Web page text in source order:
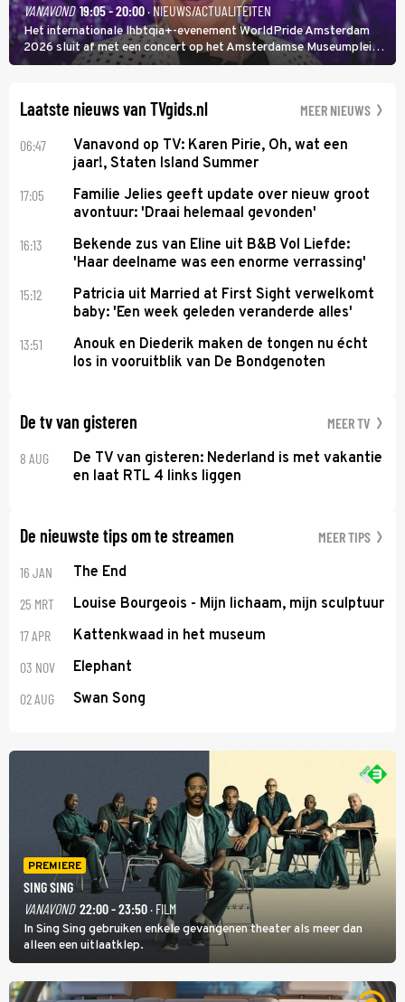
VANAVOND 19:05 - 20:00· NIEUWS/ACTUALITEITEN
Het internationale lhbtqia+-evenement WorldPride Amsterdam
2026 sluit af met een concert op het Amsterdamse Museumplein.
Anita Doth is een van de optredende artiesten. In de jaren 90
Laatste nieuws van TVgids.nl MEER NIEUWS
06:47
Vanavond op TV: Karen Pirie, Oh, wat een
jaar!, Staten Island Summer
17:05
Familie Jelies geeft update over nieuw groot
avontuur: 'Draai helemaal gevonden'
16:13
Bekende zus van Eline uit B&B Vol Liefde:
'Haar deelname was een enorme verrassing'
15:12
Patricia uit Married at First Sight verwelkomt
baby: 'Een week geleden veranderde alles'
13:51
Anouk en Diederik maken de tongen nu écht
los in vooruitblik van De Bondgenoten
De tv van gisteren MEER TV
8 AUG
De TV van gisteren: Nederland is met vakantie
en laat RTL 4 links liggen
De nieuwste tips om te streamen MEER TIPS
16 JAN The End
25 MRT Louise Bourgeois - Mijn lichaam, mijn sculptuur
17 APR Kattenkwaad in het museum
03 NOV Elephant
02 AUG Swan Song
PREMIERE
SING SING
VANAVOND 22:00 - 23:50· FILM
In Sing Sing gebruiken enkele gevangenen theater als meer dan
alleen een uitlaatklep.